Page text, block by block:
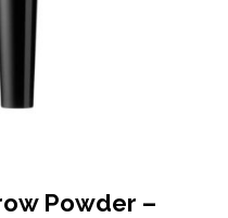
Powder –